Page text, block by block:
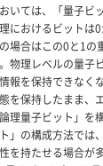
いては、「量子ビ
におけるビットは
場合はこの0と1の
物理レベルの量子
報を保持できなく
を保持したまま、
理量子ビット」を
」の構成方法では
を持たせる場合が